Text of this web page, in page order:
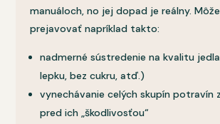
manuáloch, no jej dopad je reálny.
prejavovať napríklad takto:
nadmerné sústredenie na kvalitu
lepku, bez cukru, atď.)
vynechávanie celých skupín potravín
pred ich „škodlivosťou“